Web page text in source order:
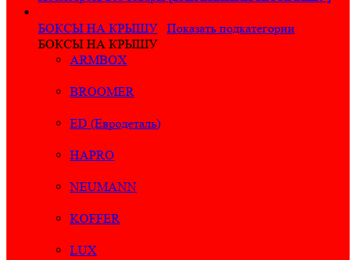
БОКСЫ НА КРЫШУ
Показать подкатегории
БОКСЫ НА КРЫШУ
ARMBOX
BROOMER
ED (Евродеталь)
HAPRO
NEUMANN
KOFFER
LUX